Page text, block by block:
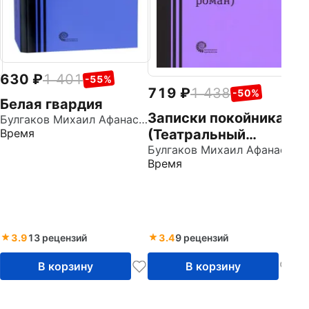
630 1 401 -55%
Белая гвардия
Булгаков Михаил Афанасьевич
Время
3.913 рецензий
В корзину
719 1 438 -50%
Записки покойника
(Театральный
роман). Дьяволиада.
Роковые яйца.
Время
3.49 рецензий
В корзину